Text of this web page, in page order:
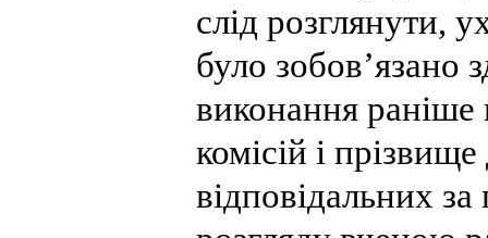
слід розглянути,
було зобов’язано
виконання раніше
комісій і
відповідальних